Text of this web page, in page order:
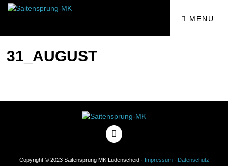
MENU
31_AUGUST
Copyright © 2023 Saitensprung MK Lüdenscheid · Impressum· Datenschutz